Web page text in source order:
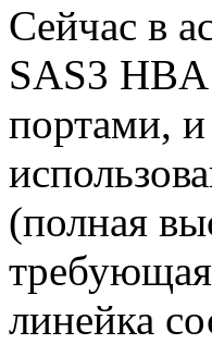
Сейчас в
SAS3
портами, и
(полная
линейка